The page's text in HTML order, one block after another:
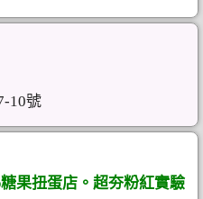
10號
果扭蛋店。超夯粉紅實驗